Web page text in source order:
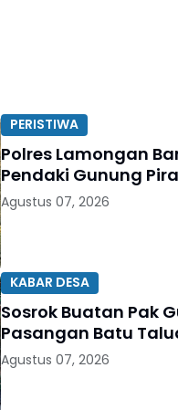
PERISTIWA
Polres Lamongan
Pendaki Gunung
Agustus 07, 2026
KABAR DESA
Sosrok Buatan Pak
Pasangan Batu
Agustus 07, 2026